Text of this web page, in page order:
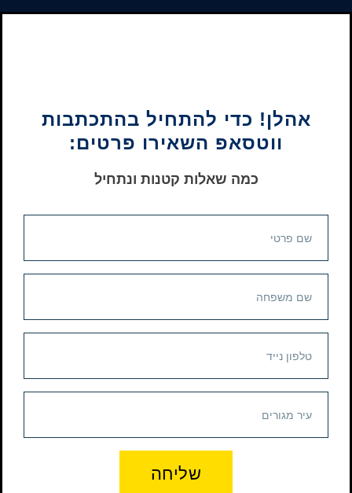
אהלן! כדי להתחיל בהתכתבות
ווטסאפ השאירו פרטים:
כמה שאלות קטנות ונתחיל
שליחה